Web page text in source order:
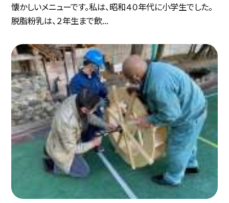
懐かしいメニューです。私は、昭和４０年代に小学生でした。
脱脂粉乳は、２年生まで飲...